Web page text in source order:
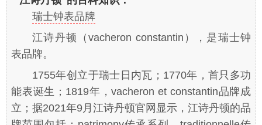
瑞士钟表品牌
江诗丹顿（vacheron constantin），是瑞士钟
表品牌。
1755年创立于瑞士日内瓦；1770年，首只多功
能表诞生；1819年，vacheron et constantin品牌成
立；据2021年9月江诗丹顿官网显示，江诗丹顿的品